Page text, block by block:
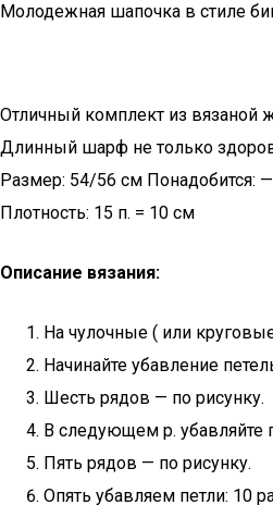
Молодежная шапочка в стиле
Отличный комплект из вязаной
Длинный шарф не только
Размер: 54/56 см Понадобится:
Плотность: 15 п. = 10 см
Описание вязания:
На чулочные ( или
Начинайте убавление
Шесть рядов — по рисунку.
В следующем р. убавляйте
Пять рядов — по рисунку.
Опять убавляем петли: 10